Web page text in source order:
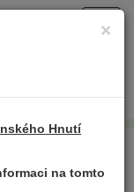
×
Hnutí
na tomto
Přidat položku